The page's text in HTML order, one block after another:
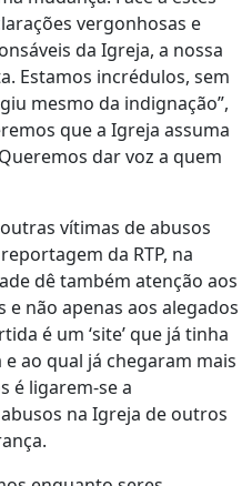
vergonhosas e
da Igreja, a nossa
Estamos incrédulos, sem
mesmo da indignação”,
que a Igreja assuma
dar voz a quem
vítimas de abusos
da RTP, na
dê também atenção aos
não apenas aos alegados
é um ‘site’ que já tinha
ao qual já chegaram mais
é ligarem-se a
na Igreja de outros